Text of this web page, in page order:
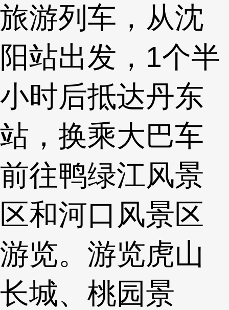
旅游列车，从沈
阳站出发，1个半
小时后抵达丹东
站，换乘大巴车
前往鸭绿江风景
区和河口风景区
游览。游览虎山
长城、桃园景